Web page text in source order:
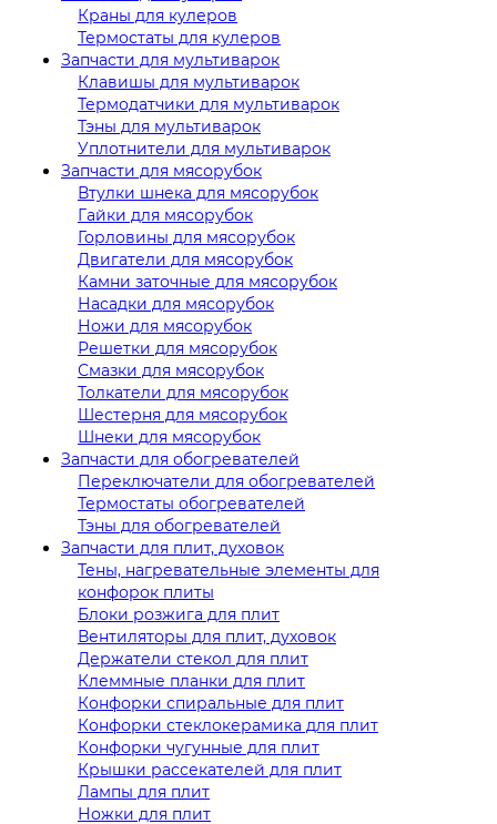
Краны для кулеров
Термостаты для кулеров
Запчасти для мультиварок
Клавишы для мультиварок
Термодатчики для мультиварок
Тэны для мультиварок
Уплотнители для мультиварок
Запчасти для мясорубок
Втулки шнека для мясорубок
Гайки для мясорубок
Горловины для мясорубок
Двигатели для мясорубок
Камни заточные для мясорубок
Насадки для мясорубок
Ножи для мясорубок
Решетки для мясорубок
Смазки для мясорубок
Толкатели для мясорубок
Шестерня для мясорубок
Шнеки для мясорубок
Запчасти для обогревателей
Переключатели для обогревателей
Термостаты обогревателей
Тэны для обогревателей
Запчасти для плит, духовок
Тены, нагревательные элементы для
конфорок плиты
Блоки розжига для плит
Вентиляторы для плит, духовок
Держатели стекол для плит
Клеммные планки для плит
Конфорки спиральные для плит
Конфорки стеклокерамика для плит
Конфорки чугунные для плит
Крышки рассекателей для плит
Лампы для плит
Ножки для плит